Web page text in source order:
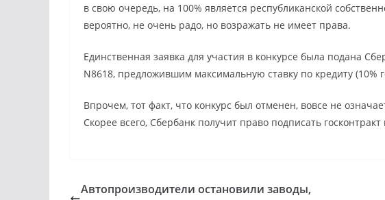
в свою очередь, на 100% является республиканской
вероятно, не очень радо, но возражать не имеет права.
Единственная заявка для участия в конкурсе была подана
N8618, предложившим максимальную ставку по кредиту (10%
Впрочем, тот факт, что конкурс был отменен, вовсе не
Скорее всего, Сбербанк получит право подписать
Автопроизводители остановили заводы,